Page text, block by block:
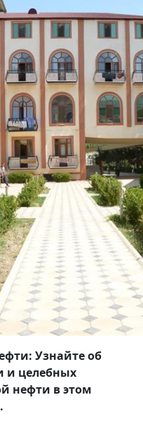
Узнайте об
и целебных
нефти в этом